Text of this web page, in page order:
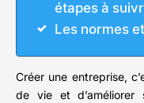
étapes à
Les normes
Créer une entreprise,
de vie et d’améliorer